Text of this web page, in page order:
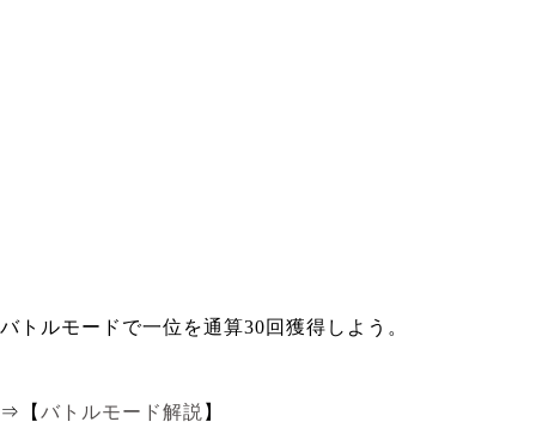
バトルモードで一位を通算30回獲得しよう。
⇒【 バトルモード解説 】